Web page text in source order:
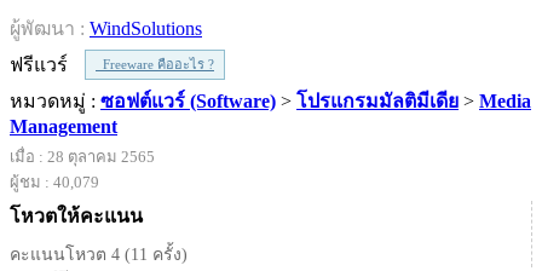
ผู้พัฒนา : WindSolutions
ฟรีแวร์
Freeware คืออะไร ?
หมวดหมู่ : ซอฟต์แวร์ (Software) > โปรแกรมมัลติมีเดีย > Media
Management
เมื่อ : 28 ตุลาคม 2565
ผู้ชม : 40,079
โหวตให้คะแนน
คะแนนโหวต 4 (11 ครั้ง)